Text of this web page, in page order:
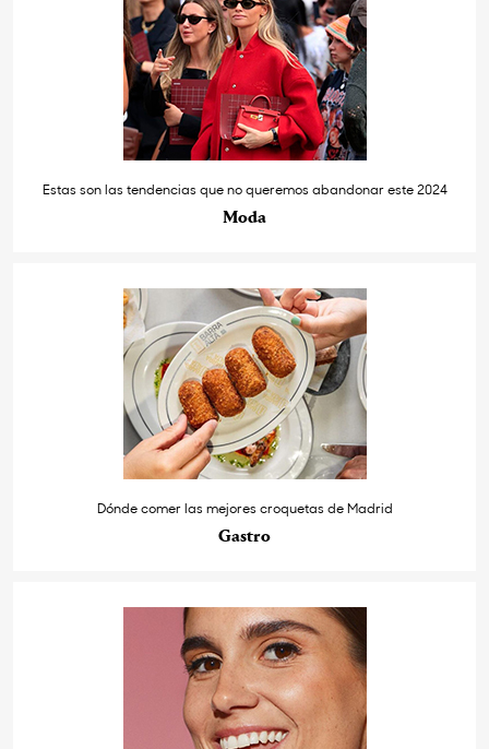
Estas son las tendencias que no queremos abandonar este 2024
Moda
Dónde comer las mejores croquetas de Madrid
Gastro